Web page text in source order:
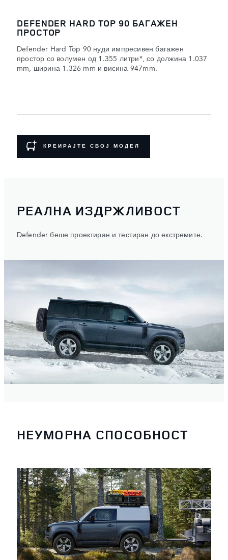
DEFENDER HARD TOP 90 БАГАЖЕН
ПРОСТОР
Defender Hard Top 90 нуди импресивен багажен
простор со волумен од 1.355 литри*, со должина 1.037
mm, ширина 1.326 mm и висина 947mm.
КРЕИРАЈТЕ СВОЈ МОДЕЛ
РЕАЛНА ИЗДРЖЛИВОСТ
Defender беше проектиран и тестиран до екстремите.
НЕУМОРНА СПОСОБНОСТ